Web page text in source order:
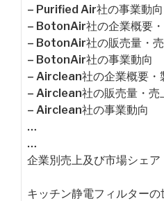
– Purified Air社の事業動向
– BotonAir社の企業概要
– BotonAir社の販売量・
– BotonAir社の事業動向
– Airclean社の企業概要・
– Airclean社の販売量・売
– Airclean社の事業動向
…
…
企業別売上及び市場シェア
キッチン静電フィルター